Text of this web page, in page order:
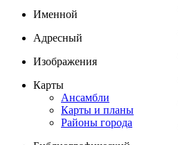
Именной
Адресный
Изображения
Карты
Ансамбли
Карты и планы
Районы города